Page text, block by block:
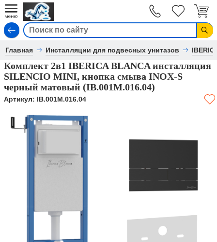
Главная Инсталляции для подвесных унитазов
Комплект 2в1 IBERICA BLANCA инсталляция
SILENCIO MINI, кнопка смыва INOX-S
черный матовый (IB.001М.016.04)
Артикул: IB.001М.016.04